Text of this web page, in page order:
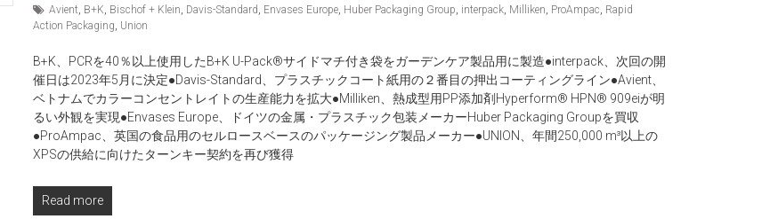
Avient, B+K, Bischof + Klein, Davis-Standard, Envases Europe, Huber Packaging Group, interpack, Milliken, ProAmpac, Rapid
Action Packaging, Union
B+K、PCRを40％以上使用したB+K U-Pack®サイドマチ付き袋をガーデンケア製品用に製造●interpack、次回の開
催日は2023年5月に決定●Davis-Standard、プラスチックコート紙用の２番目の押出コーティングライン●Avient、
ベトナムでカラーコンセントレイトの生産能力を拡大●Milliken、熱成型用PP添加剤Hyperform® HPN® 909eiが明
るい外観を実現●Envases Europe、ドイツの金属・プラスチック包装メーカーHuber Packaging Groupを買収
●ProAmpac、英国の食品用のセルロースベースのパッケージング製品メーカー●UNION、年間250,000 m³以上の
XPSの供給に向けたターンキー契約を再び獲得
Read more